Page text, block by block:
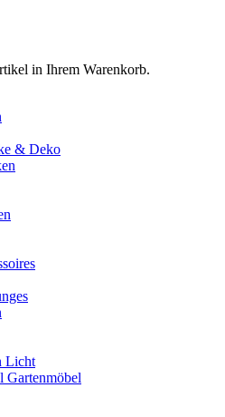
in Ihrem Warenkorb.
& Deko
Licht
Gartenmöbel